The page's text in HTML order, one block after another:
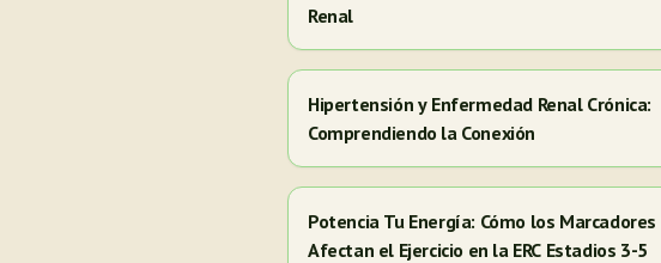
Renal
Hipertensión y Enfermedad Renal Crónica:
Comprendiendo la Conexión
Potencia Tu Energía: Cómo los
Afectan el Ejercicio en la ERC Estadios 3-5